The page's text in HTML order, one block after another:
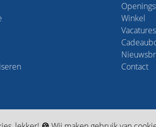
Winkel
Vacatures
Contact